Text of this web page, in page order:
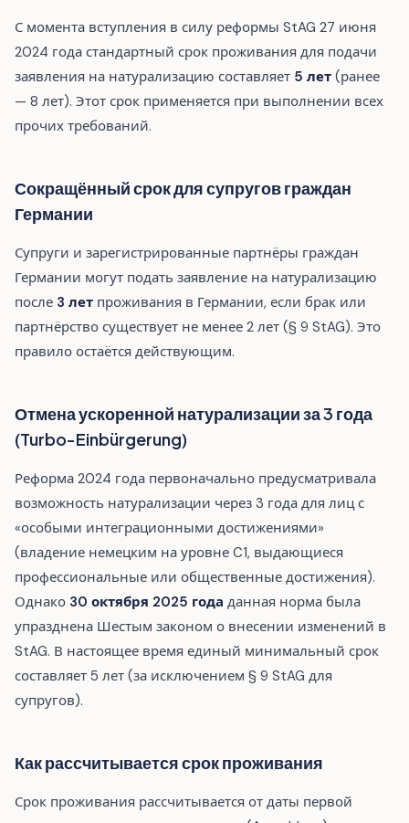
С момента вступления в силу реформы StAG 27 июня
2024 года стандартный срок проживания для подачи
заявления на натурализацию составляет 5 лет (ранее
— 8 лет). Этот срок применяется при выполнении всех
прочих требований.
Сокращённый срок для супругов граждан
Германии
Супруги и зарегистрированные партнёры граждан
Германии могут подать заявление на натурализацию
после 3 лет проживания в Германии, если брак или
партнёрство существует не менее 2 лет (§ 9 StAG). Это
правило остаётся действующим.
Отмена ускоренной натурализации за 3 года
(Turbo-Einbürgerung)
Реформа 2024 года первоначально предусматривала
возможность натурализации через 3 года для лиц с
«особыми интеграционными достижениями»
(владение немецким на уровне C1, выдающиеся
профессиональные или общественные достижения).
Однако 30 октября 2025 года данная норма была
упразднена Шестым законом о внесении изменений в
StAG. В настоящее время единый минимальный срок
составляет 5 лет (за исключением § 9 StAG для
супругов).
Как рассчитывается срок проживания
Срок проживания рассчитывается от даты первой